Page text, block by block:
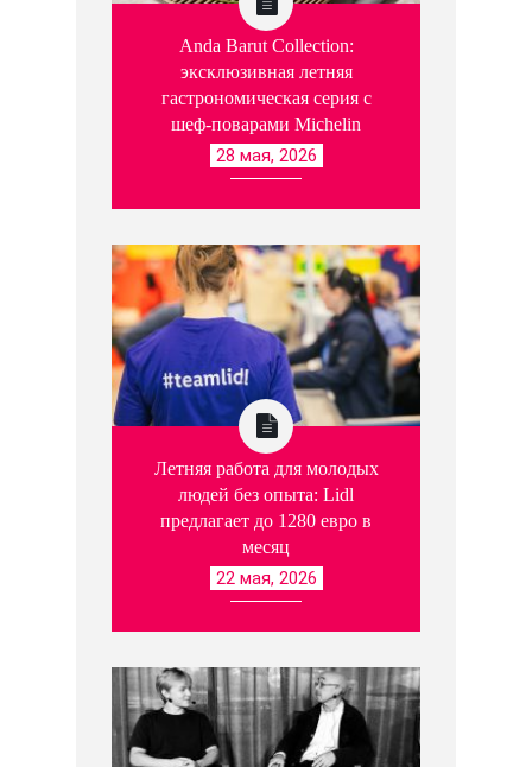
Anda Barut Collection:
эксклюзивная летняя
гастрономическая серия с
шеф-поварами Michelin
28 мая, 2026
Летняя работа для молодых
людей без опыта: Lidl
предлагает до 1280 евро в
месяц
22 мая, 2026